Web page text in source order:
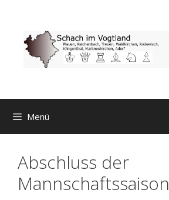
springen
Menü
Abschluss der
Mannschaftssaison